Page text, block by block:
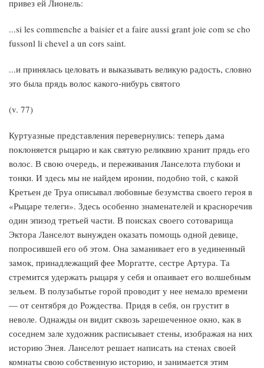
привез ей Лионель:
...si les commenche a baisier et a faire aussi grant joie com se cho
fussonl li chevel a un cors saint.
...и принялась целовать и выказывать великую радость, словно
это была прядь волос какого-нибурь святого
(v. 77)
Куртуазные представления перевернулись: теперь дама
поклоняется рыцарю и как святую реликвию хранит прядь его
волос. В свою очередь, и переживания Ланселота глубоки и
тонки. И здесь мы не найдем иронии, подобно той, с какой
Кретьен де Труа описывал любовные безумства своего героя в
«Рыцаре телеги». Здесь особенно знаменателей и красноречив
один эпизод третьей части. В поисках своего сотоварища
Эктора Ланселот вынужден оказать помощь одной девице,
попросившей его об этом. Она заманивает его в уединенный
замок, принадлежащий фее Моргатте, сестре Артура. Та
стремится удержать рыцаря у себя и опаивает его волшебным
зельем. В полузабытье горой проводит у нее немало времени
— от сентября до Рождества. Придя в себя, он грустит в
неволе. Однажды он видит сквозь зарешеченное окно, как в
соседнем зале художник расписывает стены, изображая на них
историю Энея. Ланселот решает написать на стенах своей
комнаты свою собственную историю, и занимается этим